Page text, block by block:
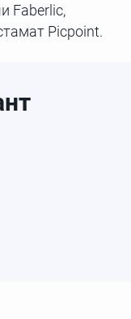
Faberlic,
Picpoint.